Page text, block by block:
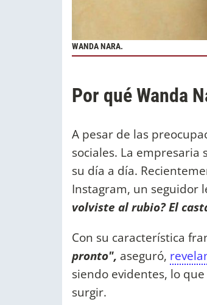
WANDA NARA.
Por qué Wanda
A pesar de las
sociales. La
su día a día.
Instagram, un seguidor
volviste al rubio? El
Con su característica
pronto", aseguró,
siendo evidentes, lo
surgir.